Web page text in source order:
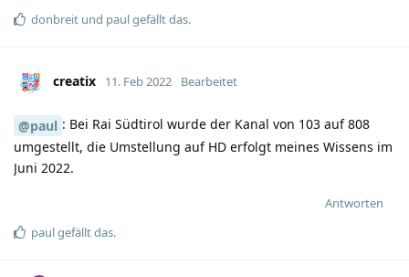
donbreit und paulgefällt das.
creatix 11. Feb 2022 Bearbeitet
@paul : Bei Rai Südtirol wurde der Kanal von 103 auf 808
umgestellt, die Umstellung auf HD erfolgt meines Wissens im
Juni 2022.
Antworten
paulgefällt das.